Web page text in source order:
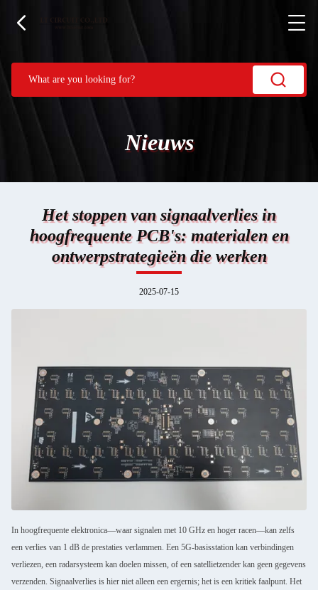
Nieuws
Het stoppen van signaalverlies in
hoogfrequente PCB's: materialen en
ontwerpstrategieën die werken
2025-07-15
In hoogfrequente elektronica—waar signalen met 10 GHz en hoger racen—kan zelfs
een verlies van 1 dB de prestaties verlammen. Een 5G-basisstation kan verbindingen
verliezen, een radarsysteem kan doelen missen, of een satellietzender kan geen gegevens
verzenden. Signaalverlies is hier niet alleen een ergernis; het is een kritiek faalpunt. Het